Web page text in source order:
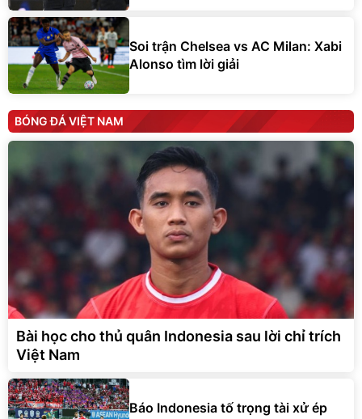
Soi trận Chelsea vs AC Milan: Xabi
Alonso tìm lời giải
BÓNG ĐÁ VIỆT NAM
Bài học cho thủ quân Indonesia sau lời chỉ trích
Việt Nam
Báo Indonesia tố trọng tài xử ép